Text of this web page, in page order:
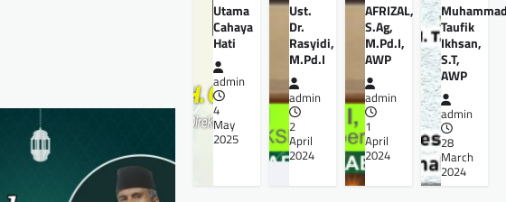
Utama
Cahaya
Hati
admin
4
May
2025
Ust.
Dr.
Rasyidi,
M.Pd.I
admin
2
April
2024
AFRIZAL,
S.Ag,
M.Pd.I,
AWP
admin
1
April
2024
Taufik
Ikhsan,
S.T,
AWP
admin
28
March
2024